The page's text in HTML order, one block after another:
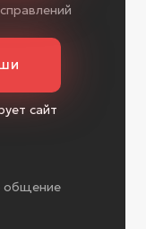
сайт
общение